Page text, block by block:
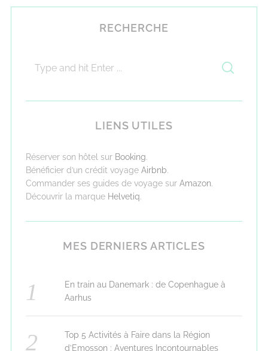
RECHERCHE
LIENS UTILES
Réserver son hôtel sur Booking.
Bénéficier d’un crédit voyage Airbnb.
Commander ses guides de voyage sur Amazon.
Découvrir la marque Helvetiq.
MES DERNIERS ARTICLES
En train au Danemark : de Copenhague à
Aarhus
Top 5 Activités à Faire dans la Région
d’Emosson : Aventures Incontournables